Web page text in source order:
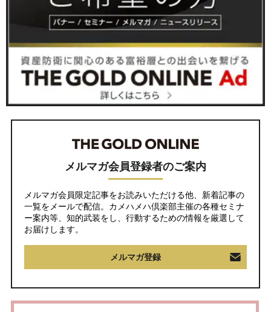
メルマガ会員登録者のご案内
メルマガ会員限定記事をお読みいただける他、新着記事の
一覧をメールで配信。カメハメハ倶楽部主催の各種セミナ
ー案内等、知的武装をし、行動するための情報を厳選して
お届けします。
メルマガ登録